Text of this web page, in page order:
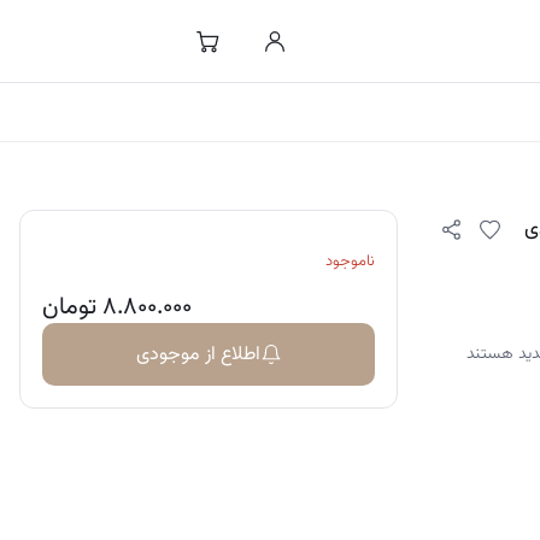
هستند
ناموجود
۸.۸۰۰.۰۰۰تومان
اطلاع از موجودی